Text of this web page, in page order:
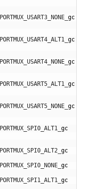
PORTMUX_USART3_NONE gc
PORTMUX_USART4_ALT1 gc
PORTMUX_USART4_NONE gc
PORTMUX_USART5_ALT1 gc
PORTMUX_USART5_NONE gc
PORTMUX_SPI0_ALT1 gc
PORTMUX_SPI0_ALT2 gc
PORTMUX_SPI0_NONE gc
PORTMUX_SPI1_ALT1 gc